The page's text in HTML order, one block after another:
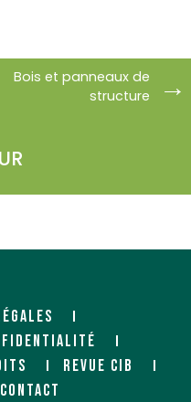
BOIS ET MATERIAUX
BOUNEY (NEBOPAN)
Négociant
Bois et panneaux de
structure
REVUE CIB
CONTACT